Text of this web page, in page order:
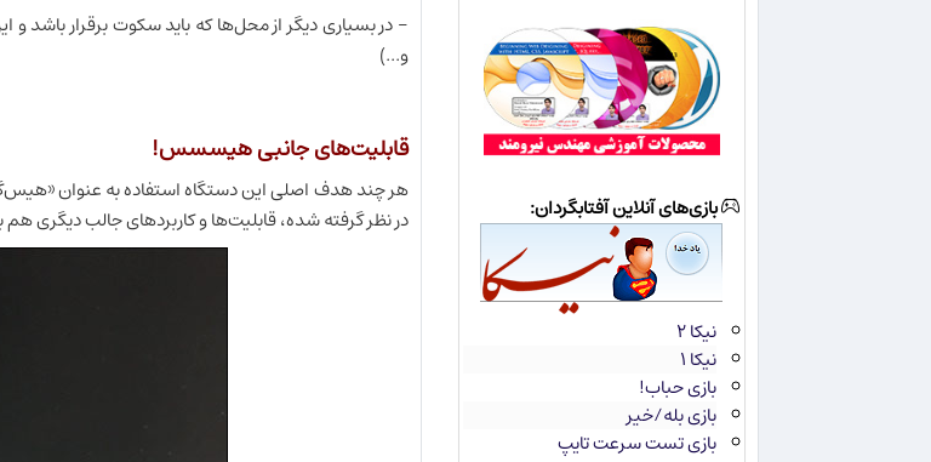
- در بسیاری دیگر از محل‌ها که باید سکوت برقرار باشد
و...)
قابلیت‌های جانبی هیسسس!
هر چند هدف اصلی این دستگاه استفاده به عنوان
در نظر گرفته شده، قابلیت‌ها و کاربردهای جالب دیگری
بازی‌های آنلاین آفتابگردان:
نیکا ۲
نیکا ۱
بازی حباب!
بازی بله/خیر
بازی تست سرعت تایپ